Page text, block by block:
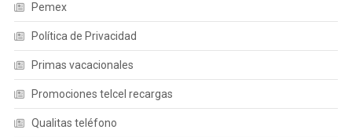
Pemex
Política de Privacidad
Primas vacacionales
Promociones telcel recargas
Qualitas teléfono